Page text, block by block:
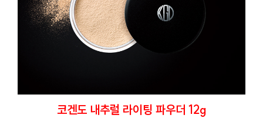
코겐도 내추럴 라이팅 파우더 12g